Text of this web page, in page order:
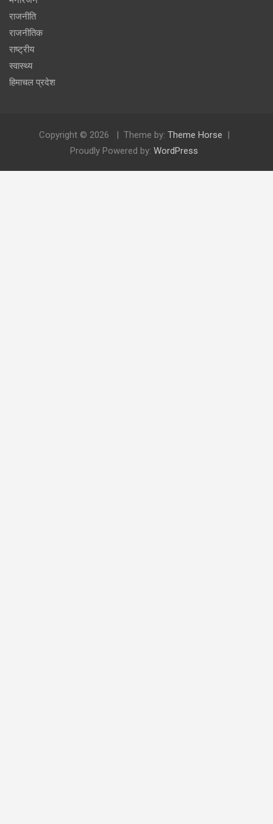
राजनीति
राजनीतिक
राष्ट्रीय
स्वास्थ्य
हिमाचल प्रदेश
Copyright © 2026 Theme by: Theme Horse
Proudly Powered by: WordPress